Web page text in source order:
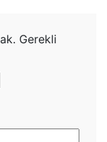
Gerekli